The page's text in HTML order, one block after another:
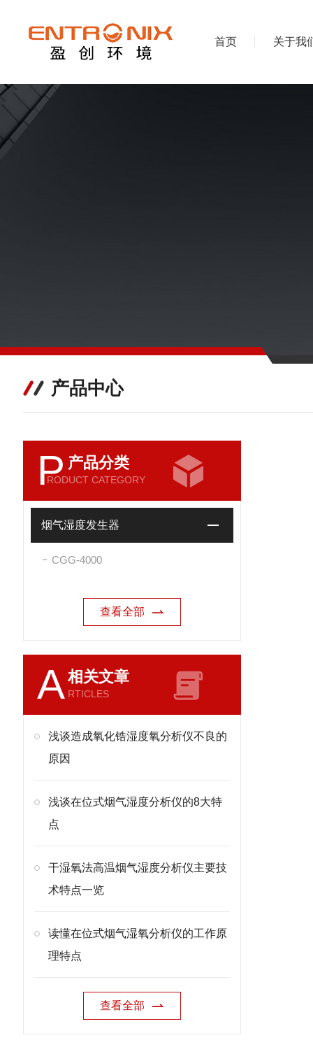
首页 关于我
产品中心
P 产品分类
RODUCT CATEGORY
烟气湿度发生器
CGG-4000
查看全部
A相关文章
RTICLES
浅谈造成氧化锆湿度氧分析仪不良的
原因
浅谈在位式烟气湿度分析仪的8大特
点
干湿氧法高温烟气湿度分析仪主要技
术特点一览
读懂在位式烟气湿氧分析仪的工作原
理特点
查看全部